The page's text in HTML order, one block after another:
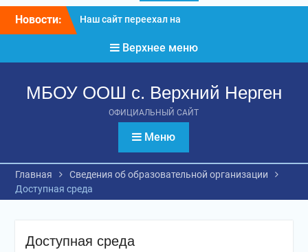
Новости:
Наш сайт переехал на
Информация о введении
карантинных
Социально-
тестирование
обучающихся
Верхнее меню
МБОУ ООШ с. Верхний Нерген
ОФИЦИАЛЬНЫЙ САЙТ
Меню
Главная
Сведения об образовательной организации
Доступная среда
Доступная среда